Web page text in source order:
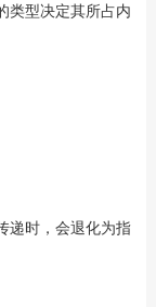
类型决定其所占内
递时，会退化为指